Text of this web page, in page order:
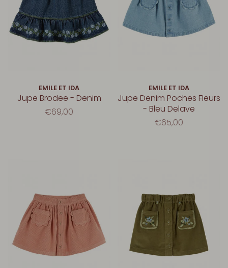
EMILE ET IDA
Jupe Brodee - Denim
€69,00
EMILE ET IDA
Jupe Denim Poches Fleurs
- Bleu Delave
€65,00